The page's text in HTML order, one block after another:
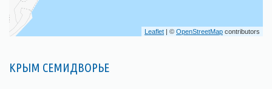
Leaflet | © OpenStreetMap contributors
КРЫМ СЕМИДВОРЬЕ